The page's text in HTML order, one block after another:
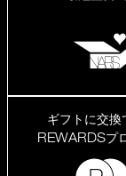
ギフトに交換
REWARDSプ